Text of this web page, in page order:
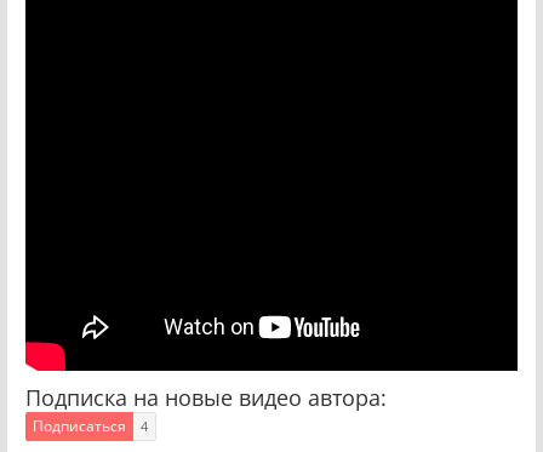
Подписка на новые видео автора:
Подписаться 4